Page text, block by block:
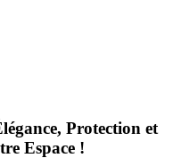
Protection et
Espace !